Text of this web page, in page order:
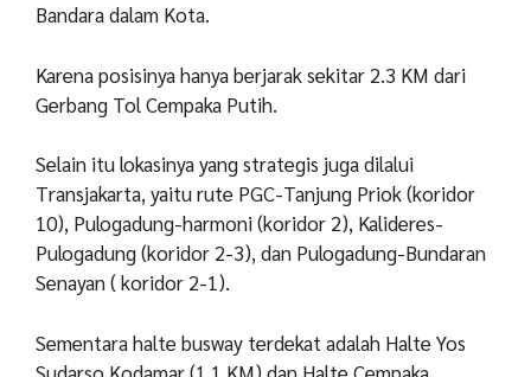
Bandara dalam Kota.
Karena posisinya hanya berjarak sekitar 2.3 KM dari
Gerbang Tol Cempaka Putih.
Selain itu lokasinya yang strategis juga dilalui
Transjakarta, yaitu rute PGC-Tanjung Priok (koridor
10), Pulogadung-harmoni (koridor 2), Kalideres-
Pulogadung (koridor 2-3), dan Pulogadung-Bundaran
Senayan ( koridor 2-1).
Sementara halte busway terdekat adalah Halte Yos